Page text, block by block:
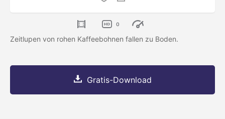
0
Zeitlupen von rohen Kaffeebohnen fallen zu Boden.
Gratis-Download